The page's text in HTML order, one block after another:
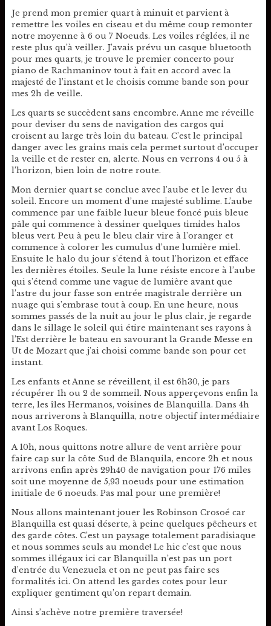
Je prend mon premier quart à minuit et parvient à
remettre les voiles en ciseau et du même coup remonter
notre moyenne à 6 ou 7 Noeuds. Les voiles réglées, il ne
reste plus qu’à veiller. J’avais prévu un casque bluetooth
pour mes quarts, je trouve le premier concerto pour
piano de Rachmaninov tout à fait en accord avec la
majesté de l’instant et le choisis comme bande son pour
mes 2h de veille.
Les quarts se succèdent sans encombre. Anne me réveille
pour deviser du sens de navigation des cargos qui
croisent au large très loin du bateau. C’est le principal
danger avec les grains mais cela permet surtout d’occuper
la veille et de rester en, alerte. Nous en verrons 4 ou 5 à
l’horizon, bien loin de notre route.
Mon dernier quart se conclue avec l’aube et le lever du
soleil. Encore un moment d’une majesté sublime. L’aube
commence par une faible lueur bleue foncé puis bleue
pâle qui commence à dessiner quelques timides halos
bleus vert. Peu à peu le bleu clair vire à l’oranger et
commence à colorer les cumulus d’une lumière miel.
Ensuite le halo du jour s’étend à tout l’horizon et efface
les dernières étoiles. Seule la lune résiste encore à l’aube
qui s’étend comme une vague de lumière avant que
l’astre du jour fasse son entrée magistrale derrière un
nuage qui s’embrase tout à coup. En une heure, nous
sommes passés de la nuit au jour le plus clair, je regarde
dans le sillage le soleil qui étire maintenant ses rayons à
l’Est derrière le bateau en savourant la Grande Messe en
Ut de Mozart que j’ai choisi comme bande son pour cet
instant.
Les enfants et Anne se réveillent, il est 6h30, je pars
récupérer 1h ou 2 de sommeil. Nous apperçevons enfin la
terre, les îles Hermanos, voisines de Blanquilla. Dans 4h
nous arriverons à Blanquilla, notre objectif intermédiaire
avant Los Roques.
A 10h, nous quittons notre allure de vent arrière pour
faire cap sur la côte Sud de Blanquila, encore 2h et nous
arrivons enfin après 29h40 de navigation pour 176 miles
soit une moyenne de 5,93 noeuds pour une estimation
initiale de 6 noeuds. Pas mal pour une première!
Nous allons maintenant jouer les Robinson Crosoé car
Blanquilla est quasi déserte, à peine quelques pêcheurs et
des garde côtes. C’est un paysage totalement paradisiaque
et nous sommes seuls au monde! Le hic c’est que nous
sommes illégaux ici car Blanquilla n’est pas un port
d’entrée du Venezuela et on ne peut pas faire ses
formalités ici. On attend les gardes cotes pour leur
expliquer gentiment qu’on repart demain.
Ainsi s’achève notre première traversée!